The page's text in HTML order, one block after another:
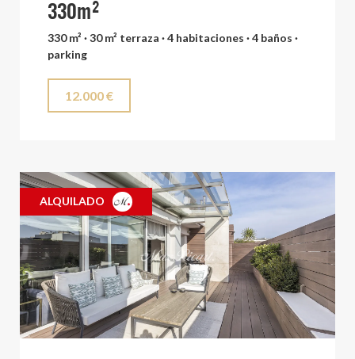
330m²
330 m² · 30 m² terraza · 4 habitaciones · 4 baños ·
parking
12.000 €
ALQUILADO